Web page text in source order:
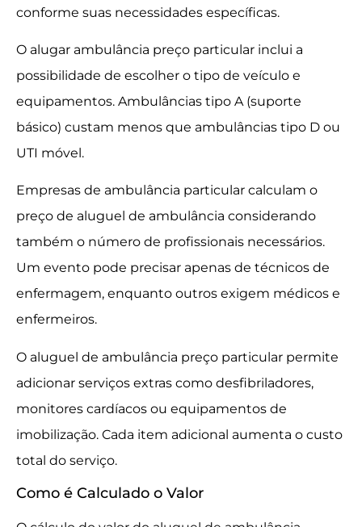
conforme suas necessidades específicas.
O alugar ambulância preço particular inclui a
possibilidade de escolher o tipo de veículo e
equipamentos. Ambulâncias tipo A (suporte
básico) custam menos que ambulâncias tipo D ou
UTI móvel.
Empresas de ambulância particular calculam o
preço de aluguel de ambulância considerando
também o número de profissionais necessários.
Um evento pode precisar apenas de técnicos de
enfermagem, enquanto outros exigem médicos e
enfermeiros.
O aluguel de ambulância preço particular permite
adicionar serviços extras como desfibriladores,
monitores cardíacos ou equipamentos de
imobilização. Cada item adicional aumenta o custo
total do serviço.
Como é Calculado o Valor